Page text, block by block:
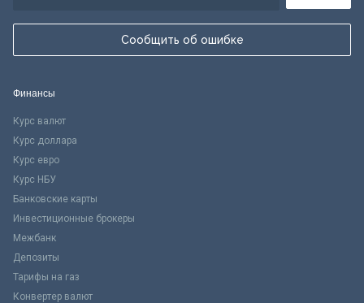
Сообщить об ошибке
Финансы
Курс валют
Курс доллара
Курс евро
Курс НБУ
Банковские карты
Инвестиционные брокеры
Межбанк
Депозиты
Тарифы на газ
Конвертер валют